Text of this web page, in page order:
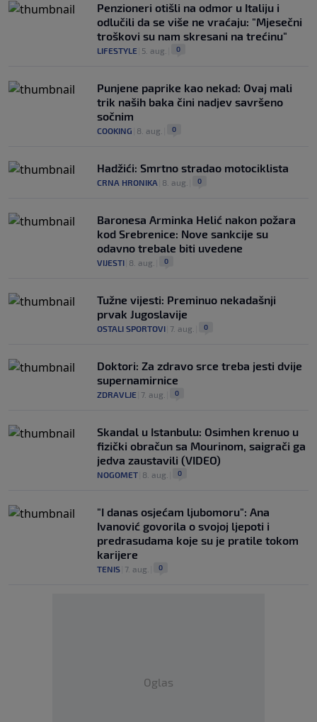
Penzioneri otišli na odmor u Italiju i
odlučili da se više ne vraćaju: "Mjesečni
troškovi su nam skresani na trećinu"
LIFESTYLE 5. aug. 0
Punjene paprike kao nekad: Ovaj mali
trik naših baka čini nadjev savršeno
sočnim
COOKING 8. aug. 0
Hadžići: Smrtno stradao motociklista
CRNA HRONIKA 8. aug. 0
Baronesa Arminka Helić nakon požara
kod Srebrenice: Nove sankcije su
odavno trebale biti uvedene
VIJESTI 8. aug. 0
Tužne vijesti: Preminuo nekadašnji
prvak Jugoslavije
OSTALI SPORTOVI 7. aug. 0
Doktori: Za zdravo srce treba jesti dvije
supernamirnice
ZDRAVLJE 7. aug. 0
Skandal u Istanbulu: Osimhen krenuo u
fizički obračun sa Mourinom, saigrači ga
jedva zaustavili (VIDEO)
NOGOMET 8. aug. 0
"I danas osjećam ljubomoru": Ana
Ivanović govorila o svojoj ljepoti i
predrasudama koje su je pratile tokom
karijere
TENIS 7. aug. 0
Oglas